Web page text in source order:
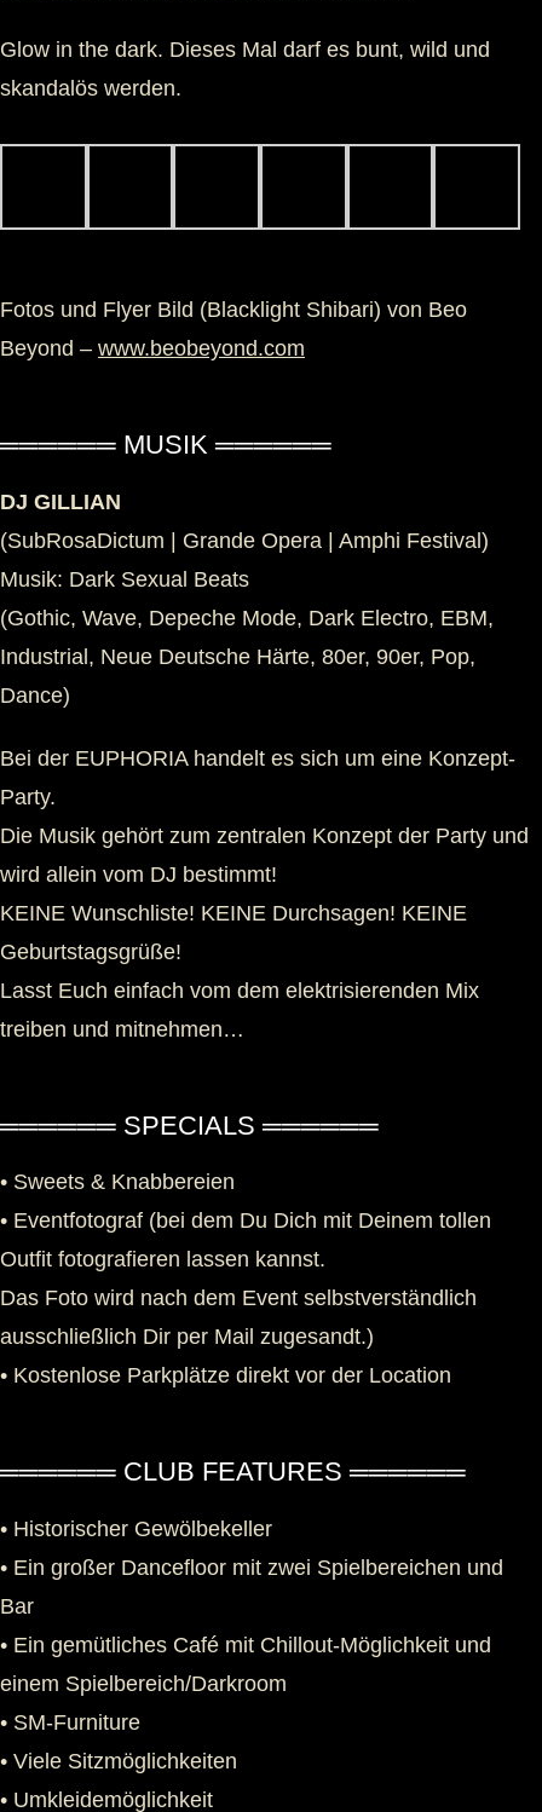
Glow in the dark. Dieses Mal darf es bunt, wild und
skandalös werden.
Fotos und Flyer Bild (Blacklight Shibari) von Beo
Beyond – www.beobeyond.com
══════ MUSIK ══════
DJ GILLIAN
(SubRosaDictum | Grande Opera | Amphi Festival)
Musik: Dark Sexual Beats
(Gothic, Wave, Depeche Mode, Dark Electro, EBM,
Industrial, Neue Deutsche Härte, 80er, 90er, Pop,
Dance)
Bei der EUPHORIA handelt es sich um eine Konzept-
Party.
Die Musik gehört zum zentralen Konzept der Party und
wird allein vom DJ bestimmt!
KEINE Wunschliste! KEINE Durchsagen! KEINE
Geburtstagsgrüße!
Lasst Euch einfach vom dem elektrisierenden Mix
treiben und mitnehmen…
══════ SPECIALS ══════
• Sweets & Knabbereien
• Eventfotograf (bei dem Du Dich mit Deinem tollen
Outfit fotografieren lassen kannst.
Das Foto wird nach dem Event selbstverständlich
ausschließlich Dir per Mail zugesandt.)
• Kostenlose Parkplätze direkt vor der Location
══════ CLUB FEATURES ══════
• Historischer Gewölbekeller
• Ein großer Dancefloor mit zwei Spielbereichen und
Bar
• Ein gemütliches Café mit Chillout-Möglichkeit und
einem Spielbereich/Darkroom
• SM-Furniture
• Viele Sitzmöglichkeiten
• Umkleidemöglichkeit